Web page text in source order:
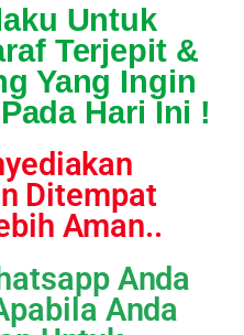
Untuk
Terjepit &
Yang Ingin
Hari Ini !
Ditempat
Aman..
Anda
Anda